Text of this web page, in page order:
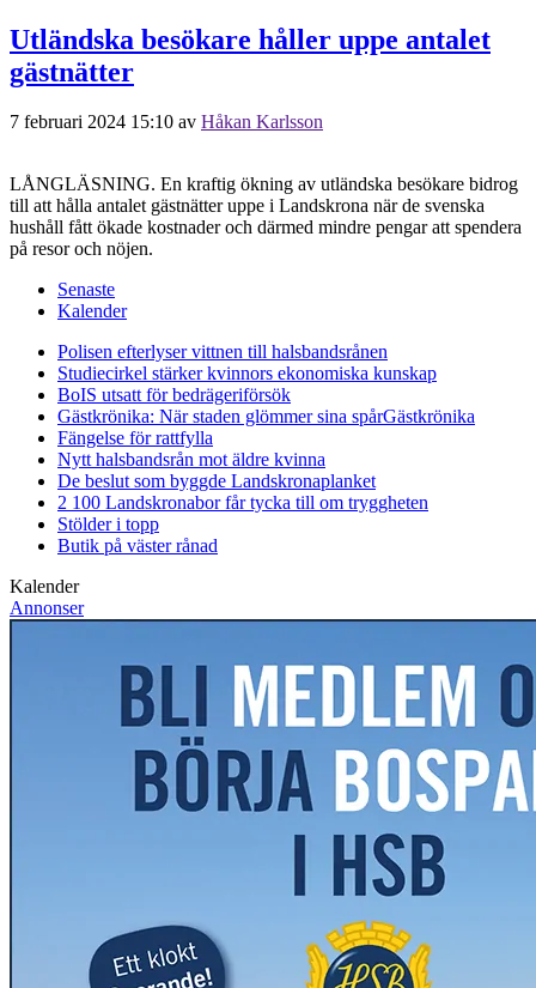
Utländska besökare håller uppe antalet
gästnätter
7 februari 2024 15:10 av Håkan Karlsson
LÅNGLÄSNING. En kraftig ökning av utländska besökare bidrog
till att hålla antalet gästnätter uppe i Landskrona när de svenska
hushåll fått ökade kostnader och därmed mindre pengar att spendera
på resor och nöjen.
Senaste
Kalender
Polisen efterlyser vittnen till halsbandsrånen
Studiecirkel stärker kvinnors ekonomiska kunskap
BoIS utsatt för bedrägeriförsök
Gästkrönika: När staden glömmer sina spårGästkrönika
Fängelse för rattfylla
Nytt halsbandsrån mot äldre kvinna
De beslut som byggde Landskronaplanket
2 100 Landskronabor får tycka till om tryggheten
Stölder i topp
Butik på väster rånad
Kalender
Annonser